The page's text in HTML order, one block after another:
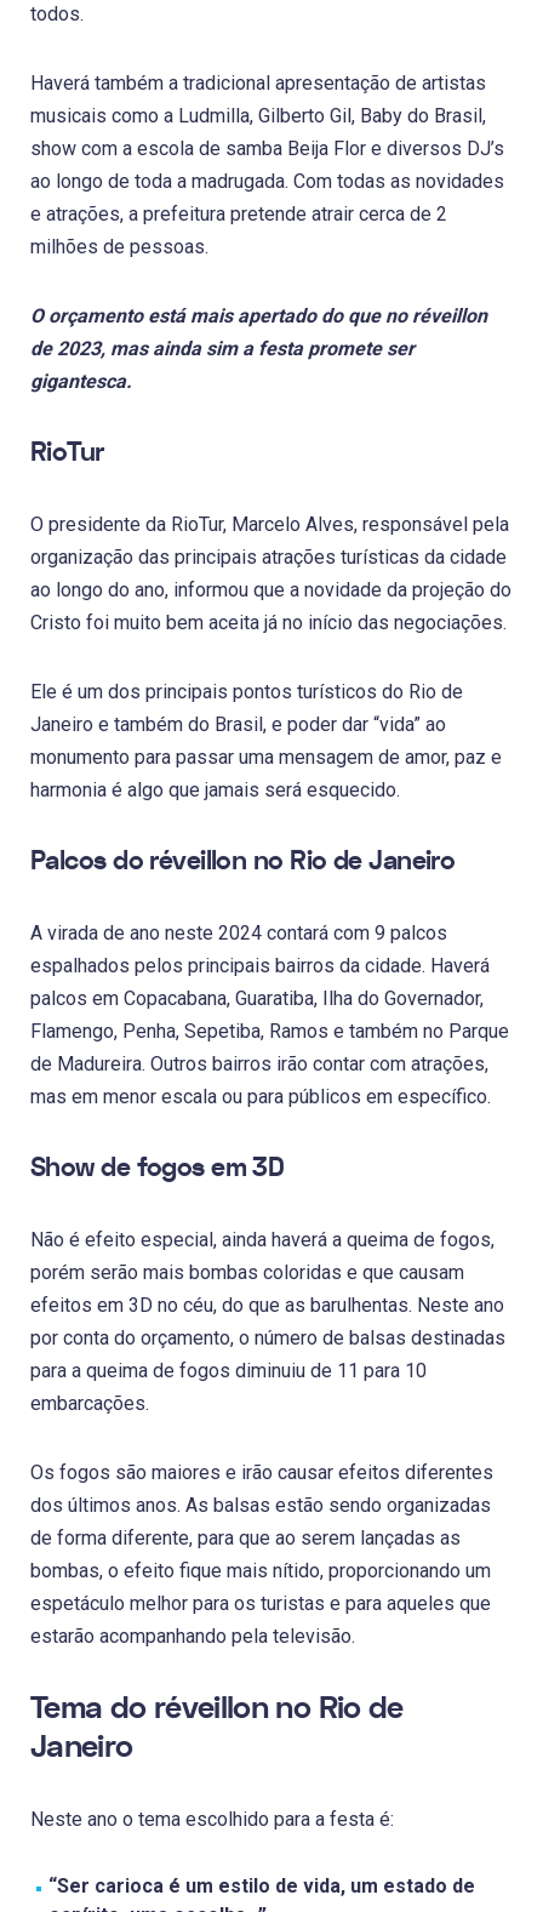
todos.
Haverá também a tradicional apresentação de artistas
musicais como a Ludmilla, Gilberto Gil, Baby do Brasil,
show com a escola de samba Beija Flor e diversos DJ’s
ao longo de toda a madrugada. Com todas as novidades
e atrações, a prefeitura pretende atrair cerca de 2
milhões de pessoas.
O orçamento está mais apertado do que no réveillon
de 2023, mas ainda sim a festa promete ser
gigantesca.
RioTur
O presidente da RioTur, Marcelo Alves, responsável pela
organização das principais atrações turísticas da cidade
ao longo do ano, informou que a novidade da projeção do
Cristo foi muito bem aceita já no início das negociações.
Ele é um dos principais pontos turísticos do Rio de
Janeiro e também do Brasil, e poder dar “vida” ao
monumento para passar uma mensagem de amor, paz e
harmonia é algo que jamais será esquecido.
Palcos do réveillon no Rio de Janeiro
A virada de ano neste 2024 contará com 9 palcos
espalhados pelos principais bairros da cidade. Haverá
palcos em Copacabana, Guaratiba, Ilha do Governador,
Flamengo, Penha, Sepetiba, Ramos e também no Parque
de Madureira. Outros bairros irão contar com atrações,
mas em menor escala ou para públicos em específico.
Show de fogos em 3D
Não é efeito especial, ainda haverá a queima de fogos,
porém serão mais bombas coloridas e que causam
efeitos em 3D no céu, do que as barulhentas. Neste ano
por conta do orçamento, o número de balsas destinadas
para a queima de fogos diminuiu de 11 para 10
embarcações.
Os fogos são maiores e irão causar efeitos diferentes
dos últimos anos. As balsas estão sendo organizadas
de forma diferente, para que ao serem lançadas as
bombas, o efeito fique mais nítido, proporcionando um
espetáculo melhor para os turistas e para aqueles que
estarão acompanhando pela televisão.
Tema do réveillon no Rio de
Janeiro
Neste ano o tema escolhido para a festa é:
“Ser carioca é um estilo de vida, um estado de